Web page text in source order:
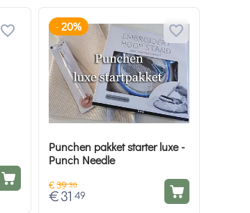
- 20%
Punchen pakket starter luxe -
Punch Needle
€39 36
€ 31 49